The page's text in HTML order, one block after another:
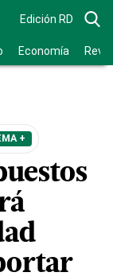
Edición RD
Economía
+